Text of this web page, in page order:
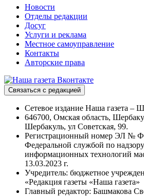
Новости
Отделы редакции
Досуг
Услуги и реклама
Местное самоуправление
Контакты
Авторские права
Связаться с редакцией
Сетевое издание Наша газета –
646700, Омская область,
Шербакуль, ул Советская, 99.
Регистрационный номер ЭЛ №
Федеральной службой по
информационных технологий
13.03.2023 г.
Учредитель: бюджетное
«Редакция газеты «Наша газета»
Главный редактор: Башмакова